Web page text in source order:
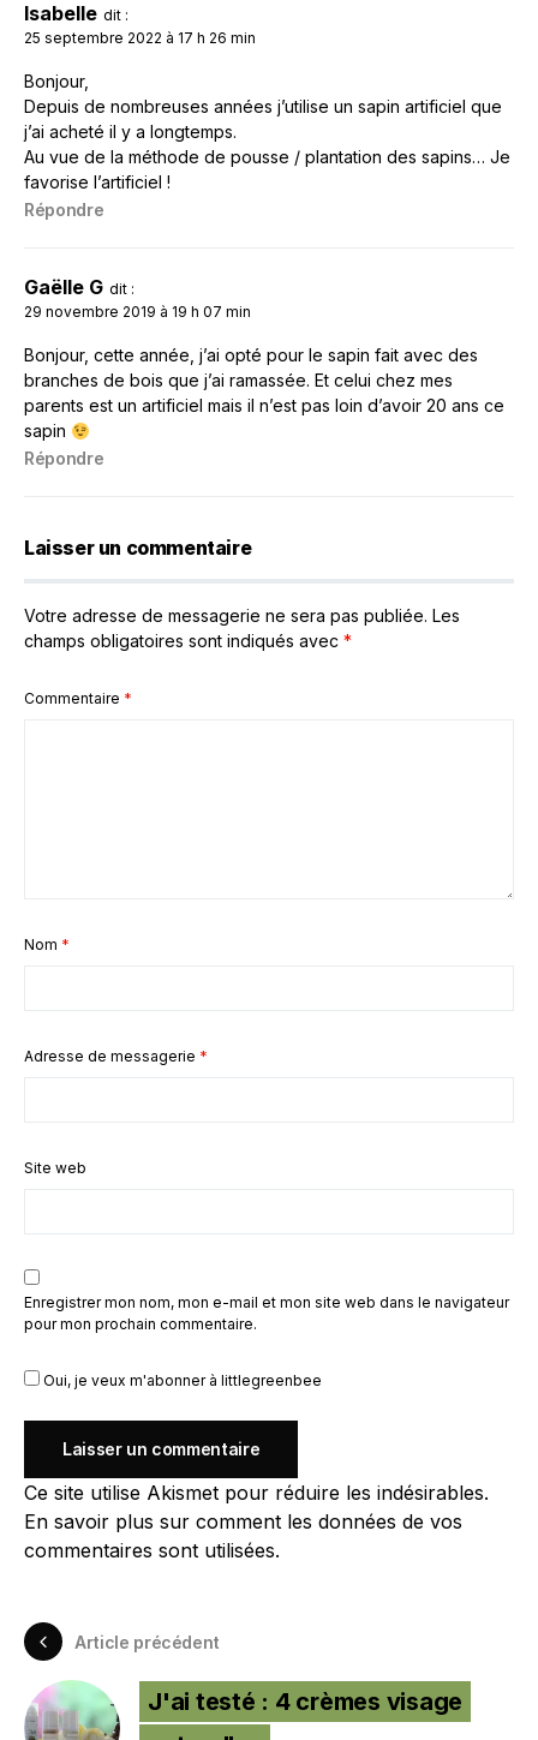
Isabelle dit :
25 septembre 2022 à 17 h 26 min
Bonjour,
Depuis de nombreuses années j’utilise un sapin artificiel que
j’ai acheté il y a longtemps.
Au vue de la méthode de pousse / plantation des sapins… Je
favorise l’artificiel !
Répondre
Gaëlle G dit :
29 novembre 2019 à 19 h 07 min
Bonjour, cette année, j’ai opté pour le sapin fait avec des
branches de bois que j’ai ramassée. Et celui chez mes
parents est un artificiel mais il n’est pas loin d’avoir 20 ans ce
sapin
Répondre
Laisser un commentaire
Votre adresse de messagerie ne sera pas publiée. Les
champs obligatoires sont indiqués avec *
Commentaire *
Nom *
Adresse de messagerie *
Site web
Enregistrer mon nom, mon e-mail et mon site web dans le navigateur
pour mon prochain commentaire.
Oui, je veux m'abonner à littlegreenbee
Ce site utilise Akismet pour réduire les indésirables.
En savoir plus sur comment les données de vos
commentaires sont utilisées.
Article précédent
J'ai testé : 4 crèmes visage